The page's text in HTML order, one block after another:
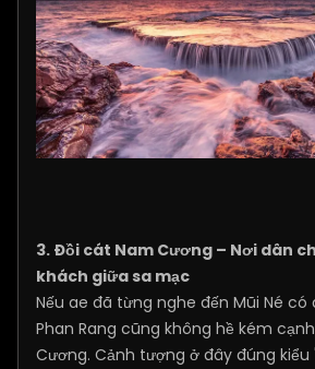
3. Đồi cát Nam Cương – Nơi dân
khách giữa sa mạc
Nếu ae đã từng nghe đến Mũi Né
Phan Rang cũng không hề kém
Cương. Cảnh tượng ở đây đúng